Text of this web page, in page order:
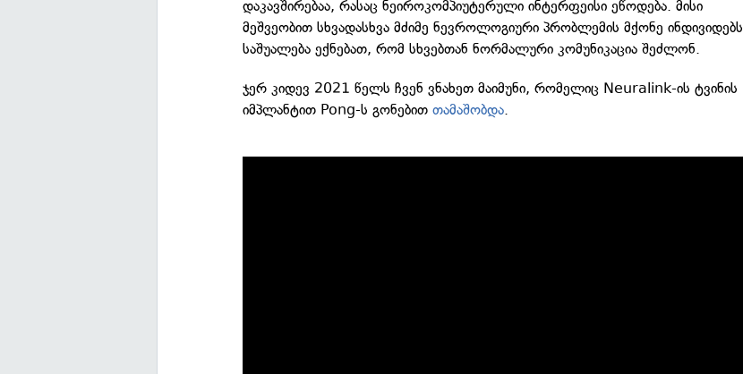
დაკავშირებაა, რასაც ნეიროკომპიუტერული ინტერფეისი ეწოდება. მისი
მეშვეობით სხვადასხვა მძიმე ნევროლოგიური პრობლემის მქონე ინდივიდებს
საშუალება ექნებათ, რომ სხვებთან ნორმალური კომუნიკაცია შეძლონ.
ჯერ კიდევ 2021 წელს ჩვენ ვნახეთ მაიმუნი, რომელიც Neuralink-ის ტვინის
იმპლანტით Pong-ს გონებითთამაშობდა.